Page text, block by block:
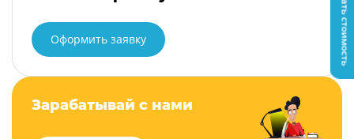
Оформить заявку
Зарабатывай с нами
Узнать стоимость